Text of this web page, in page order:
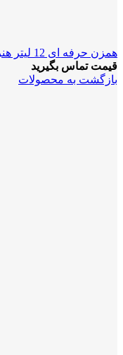
همزن حرفه ای 12 لیتر هنریچ مدل HKM 8120
قیمت تماس بگیرید
بازگشت به محصولات